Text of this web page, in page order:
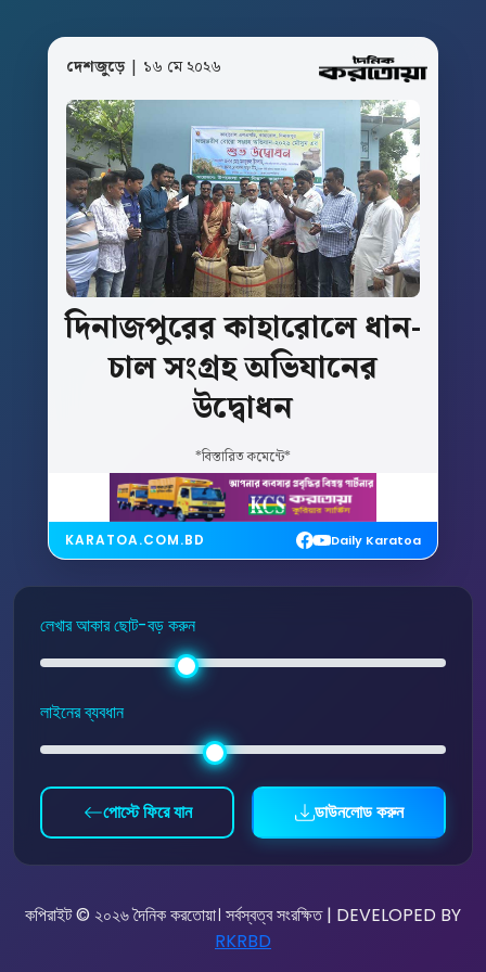
দেশজুড়ে| ১৬ মে ২০২৬
দিনাজপুরেরকাহারোলেধান-
চালসংগ্রহঅভিযানের
উদ্বোধন
*বিস্তারিত কমেন্টে*
KARATOA.COM.BD Daily Karatoa
লেখার আকার ছোট-বড় করুন
লাইনের ব্যবধান
পোস্টে ফিরে যান ডাউনলোড করুন
কপিরাইট © ২০২৬ দৈনিক করতোয়া। সর্বস্বত্ব সংরক্ষিত | DEVELOPED BY
RKRBD